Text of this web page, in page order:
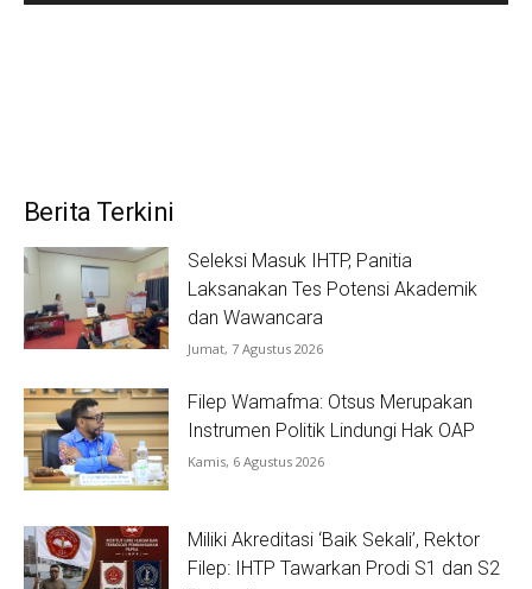
Berita Terkini
Seleksi Masuk IHTP, Panitia
Laksanakan Tes Potensi Akademik
dan Wawancara
Jumat, 7 Agustus 2026
Filep Wamafma: Otsus Merupakan
Instrumen Politik Lindungi Hak OAP
Kamis, 6 Agustus 2026
Miliki Akreditasi ‘Baik Sekali’, Rektor
Filep: IHTP Tawarkan Prodi S1 dan S2